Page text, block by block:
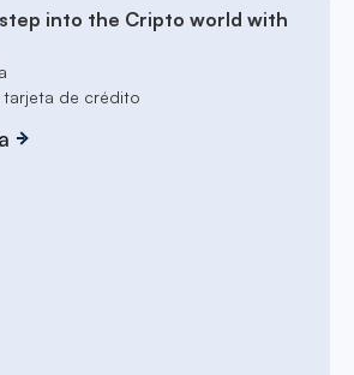
into the Cripto world with
tarjeta de crédito